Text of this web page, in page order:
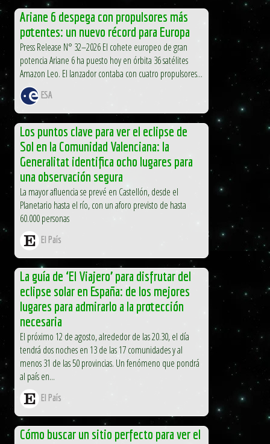
Ariane 6 despega con propulsores más
potentes: un nuevo récord para Europa
Press Release N° 32–2026 El cohete europeo de gran
potencia Ariane 6 ha puesto hoy en órbita 36 satélites
Amazon Leo. El lanzador contaba con cuatro propulsores...
ESA
Los puntos clave para ver el eclipse de
Sol en la Comunidad Valenciana: la
Generalitat identifica ocho lugares para
una observación segura
La mayor afluencia se prevé en Castellón, desde el
Planetario hasta el río, con un aforo previsto de hasta
60.000 personas
El País
La guía de ‘El Viajero’ para disfrutar del
eclipse solar en España: de los mejores
lugares para admirarlo a la protección
necesaria
El próximo 12 de agosto, alrededor de las 20.30, el día
tendrá dos noches en 13 de las 17 comunidades y al
menos 31 de las 50 provincias. Un fenómeno que pondrá
al país en...
El País
Cómo buscar un sitio perfecto para ver el